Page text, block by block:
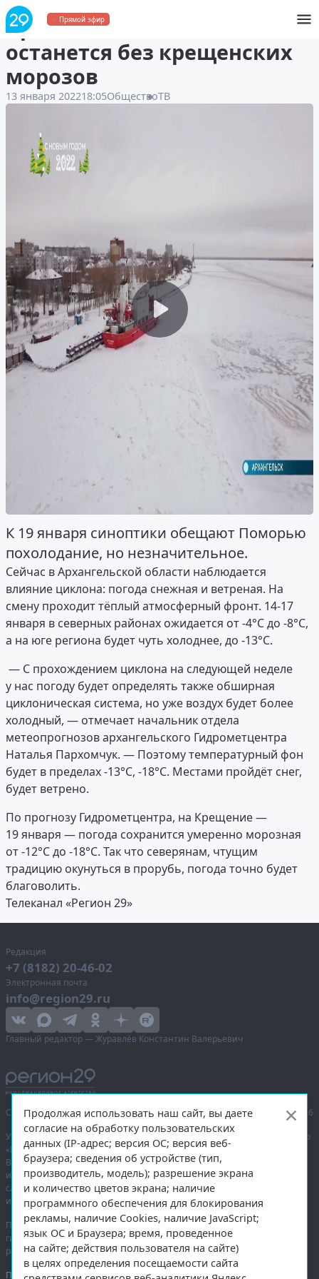
Прямой эфир
Архангельская область
останется без крещенских
морозов
13 января 202218:05ОбществоТВ
К 19 января синоптики обещают Поморью
похолодание, но незначительное.
Сейчас в Архангельской области наблюдается
влияние циклона: погода снежная и ветреная. На
смену проходит тёплый атмосферный фронт. 14-17
января в северных районах ожидается от -4°C до -8°C,
а на юге региона будет чуть холоднее, до -13°C.
— С прохождением циклона на следующей неделе
у нас погоду будет определять также обширная
циклоническая система, но уже воздух будет более
холодный, — отмечает начальник отдела
метеопрогнозов архангельского Гидрометцентра
Наталья Пархомчук. — Поэтому температурный фон
будет в пределах -13°C, -18°C. Местами пройдёт снег,
будет ветрено.
По прогнозу Гидрометцентра, на Крещение —
19 января — погода сохранится умеренно морозная
от -12°C до -18°C. Так что северянам, чтущим
традицию окунуться в прорубь, погода точно будет
благоволить.
Телеканал «Регион 29»
Редакция
+7 (8182) 20-46-02
Электронная почта
info@region29.ru
Главный редактор — Журавлёв Константин Валерьевич
Сетевое издание «Информационное агентство Регион 29»,
© 2016–2026
Учредитель — общество с ограниченной ответственностью «Агентство
«Правда Севера».
Выписка из реестра зарегистрированных средств массовой
информации:ЭЛ № ФС 77-74226от 09.11.2018 выдано Федеральной
службой по надзору в сфере связи, информационных технологий
и массовых коммуникаций (Роскомнадзор).
При полном или частичном использовании любых материалов
гиперссылка на region29.ruобязательна. Копирование материалов без
разрешения администрации сайта запрещено.
Правовая информация.
Продолжая использовать наш сайт, вы даете
согласие на обработку пользовательских
данных (IP-адрес; версия ОС; версия веб-
браузера; сведения об устройстве (тип,
производитель, модель); разрешение экрана
и количество цветов экрана; наличие
программного обеспечения для блокирования
рекламы, наличие Cookies, наличие JavaScript;
язык ОС и Браузера; время, проведенное
на сайте; действия пользователя на сайте)
в целях определения посещаемости сайта